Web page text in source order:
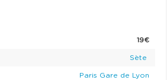
19€
Sète
Paris Gare de Lyon